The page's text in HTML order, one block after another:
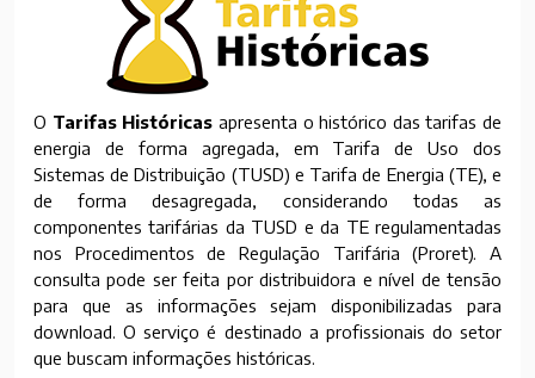
O Tarifas Históricas apresenta o histórico das tarifas de
energia de forma agregada, em Tarifa de Uso dos
Sistemas de Distribuição (TUSD) e Tarifa de Energia (TE), e
de forma desagregada, considerando todas as
componentes tarifárias da TUSD e da TE regulamentadas
nos Procedimentos de Regulação Tarifária (Proret). A
consulta pode ser feita por distribuidora e nível de tensão
para que as informações sejam disponibilizadas para
download. O serviço é destinado a profissionais do setor
que buscam informações históricas.